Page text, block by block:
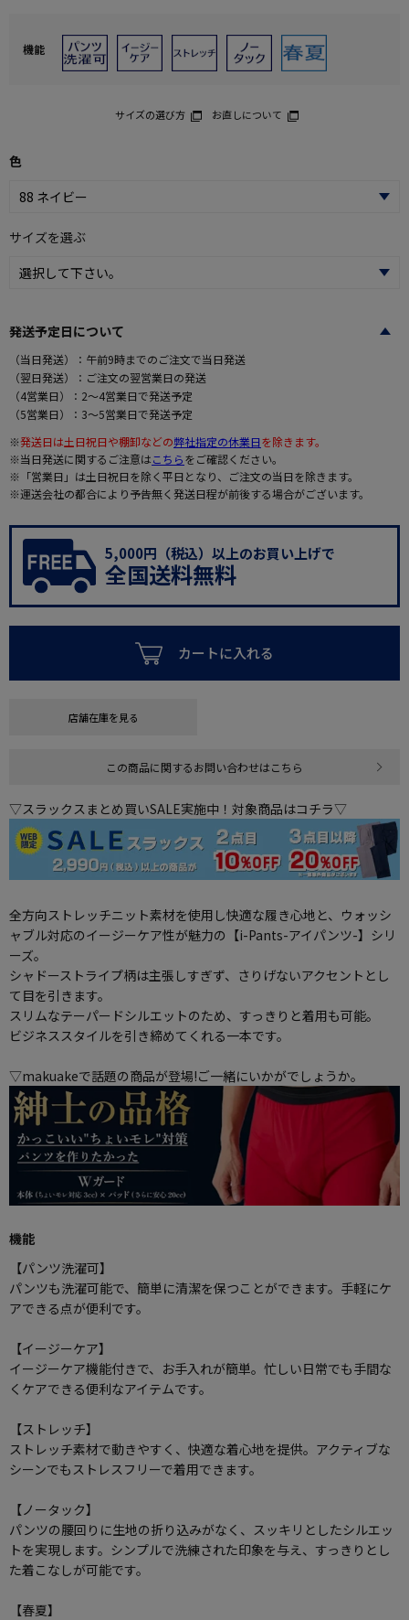
機能
サイズの選び方 お直しについて
色
サイズを選ぶ
発送予定日について
（当日発送）：午前9時までのご注文で当日発送
（翌日発送）：ご注文の翌営業日の発送
（4営業日）：2～4営業日で発送予定
（5営業日）：3～5営業日で発送予定
※発送日は土日祝日や棚卸などの弊社指定の休業日を除きます。
※当日発送に関するご注意はこちらをご確認ください。
※「営業日」は土日祝日を除く平日となり、ご注文の当日を除きます。
※運送会社の都合により予告無く発送日程が前後する場合がございます。
5,000円（税込）以上のお買い上げで
全国送料無料
カートに入れる
店舗在庫を見る
この商品に関するお問い合わせはこちら
▽スラックスまとめ買いSALE実施中！対象商品はコチラ▽
全方向ストレッチニット素材を使用し快適な履き心地と、ウォッシ
ャブル対応のイージーケア性が魅力の【i-Pants-アイパンツ-】シリ
ーズ。
シャドーストライプ柄は主張しすぎず、さりげないアクセントとし
て目を引きます。
スリムなテーパードシルエットのため、すっきりと着用も可能。
ビジネススタイルを引き締めてくれる一本です。
▽makuakeで話題の商品が登場!ご一緒にいかがでしょうか。
機能
【パンツ洗濯可】
パンツも洗濯可能で、簡単に清潔を保つことができます。手軽にケ
アできる点が便利です。
【イージーケア】
イージーケア機能付きで、お手入れが簡単。忙しい日常でも手間な
くケアできる便利なアイテムです。
【ストレッチ】
ストレッチ素材で動きやすく、快適な着心地を提供。アクティブな
シーンでもストレスフリーで着用できます。
【ノータック】
パンツの腰回りに生地の折り込みがなく、スッキリとしたシルエッ
トを実現します。シンプルで洗練された印象を与え、すっきりとし
た着こなしが可能です。
【春夏】